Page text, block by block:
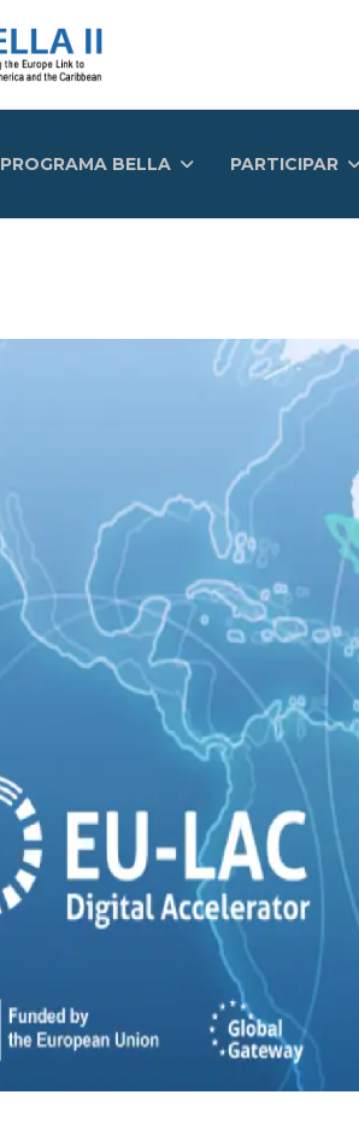
PROGRAMA BELLA PARTICIPAR